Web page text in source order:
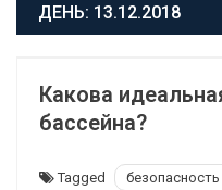
ДЕНЬ: 13.12.2018
Какова
бассейна?
Tagged